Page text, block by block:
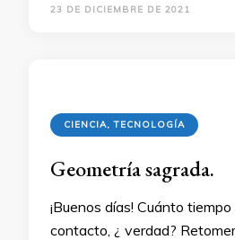
23 DE DICIEMBRE DE 2021
CIENCIA, TECNOLOGÍA
Geometría sagrada.
¡Buenos días! Cuánto
contacto, ¿ verdad?